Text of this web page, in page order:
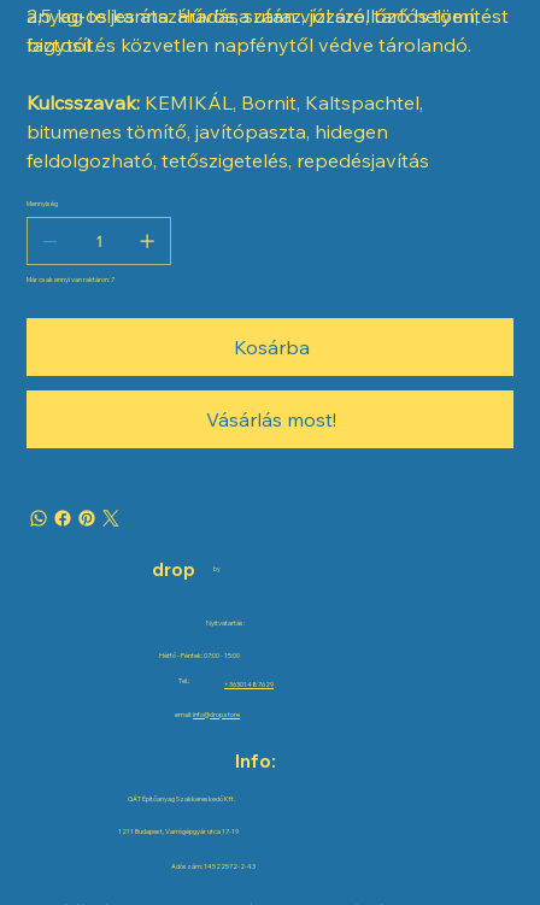
anyag teljes átszáradása után vízzáró, tartós tömítést
biztosít.
2,5 kg-os kanna. Hűvös, száraz, jól szellőző helyen,
fagytól és közvetlen napfénytől védve tárolandó.
Kulcsszavak: KEMIKÁL, Bornit, Kaltspachtel,
bitumenes tömítő, javítópaszta, hidegen
feldolgozható, tetőszigetelés, repedésjavítás
Mennyiség
Már csak ennyi van raktáron: 7
Kosárba
Vásárlás most!
drop by
Info:
GÁT Építőanyag Szakkereskedő Kft.
1211 Budapest, Varrógépgyár utca 17-19
Adószám: 14522572-2-43
Nyitvatartás:
Tel.:
email:info@drop.store
+36301487629
Hétfő - Péntek: 07:00 - 15:00